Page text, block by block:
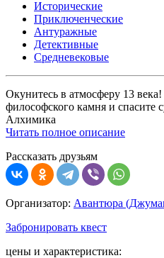
Исторические
Приключенческие
Антуражные
Детективные
Средневековые
Окунитесь в атмосферу 13
философского камня и спасите
Алхимика
Читать полное описание
Рассказать друзьям
Организатор: Авантюра
Забронировать квест
цены и характеристика: